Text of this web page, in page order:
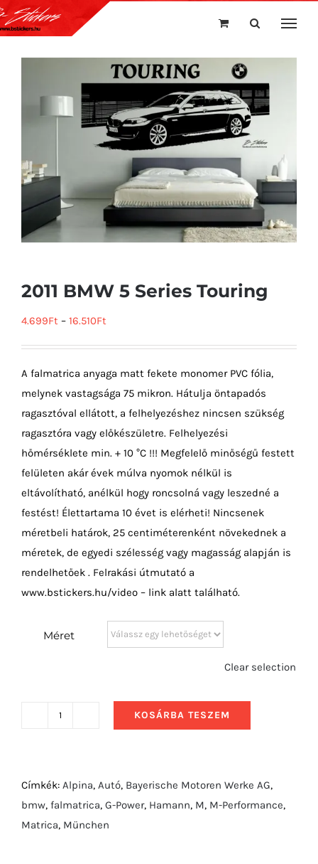
Kihagyás
2011 BMW 5 Series Touring
4.699Ft – 16.510Ft
A falmatrica anyaga matt fekete monomer PVC fólia,
melynek vastagsága 75 mikron. Hátulja öntapadós
ragasztóval ellátott, a felhelyezéshez nincsen szükség
ragasztóra vagy előkészületre. Felhelyezési
hőmérséklete min. + 10 °C !!! Megfelelő minőségű festett
felületen akár évek múlva nyomok nélkül is
eltávolítható, anélkül hogy roncsolná vagy leszedné a
festést! Élettartama 10 évet is elérheti! Nincsenek
méretbeli határok, 25 centiméterenként növekednek a
méretek, de egyedi szélesség vagy magasság alapján is
rendelhetőek . Felrakási útmutató a
www.bstickers.hu/video – link alatt található.
Méret
Clear selection
Series
Touring
mennyiség
KOSÁRBA TESZEM
Címkék: Alpina, Autó, Bayerische Motoren Werke AG,
bmw, falmatrica, G-Power, Hamann, M, M-Performance,
Matrica, München